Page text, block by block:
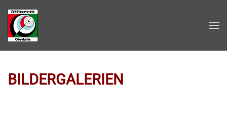
Zum Hauptinhalt springen
BILDERGALERIEN